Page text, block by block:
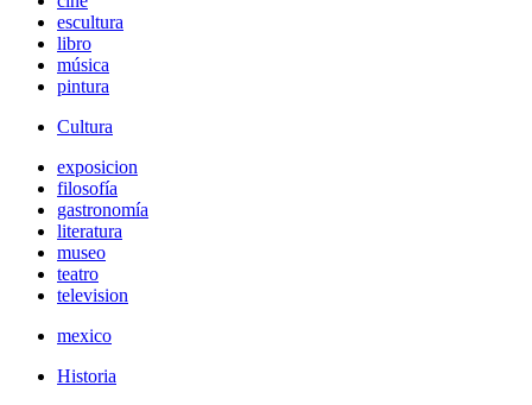
escultura
libro
música
pintura
Cultura
exposicion
filosofía
gastronomía
literatura
museo
teatro
television
mexico
Historia